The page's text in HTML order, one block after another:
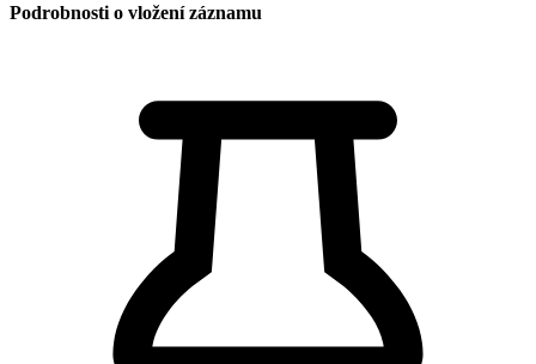
Podrobnosti o vložení záznamu